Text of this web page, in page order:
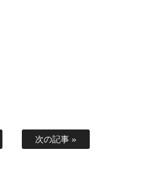
次の記事 »